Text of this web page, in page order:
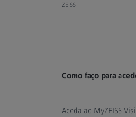
ZEISS.
Como faço para
Aceda ao MyZEISS